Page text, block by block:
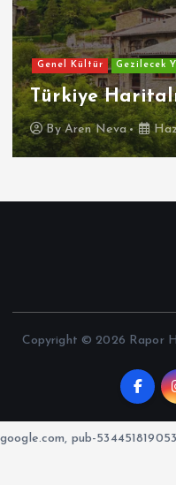
Genel Kültür Gezilecek
Türkiye
ByAren Neva
Copyright © 2026 Rapor
google.com, pub-